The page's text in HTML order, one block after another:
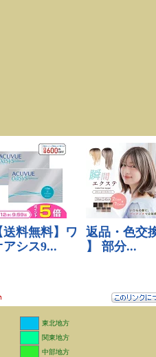
東北地方
関東地方
中部地方